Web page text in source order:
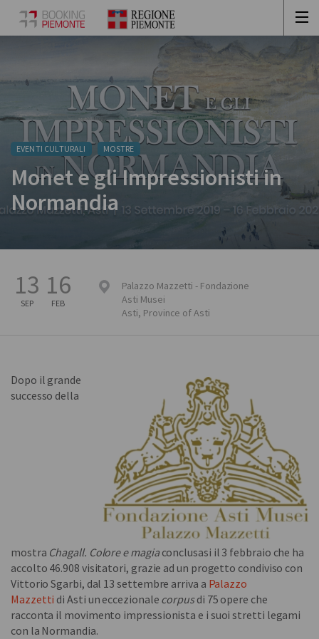
EVENTI CULTURALI MOSTRE
Monet e gli Impressionisti in
Normandia
13
SEP
16
FEB
Palazzo Mazzetti - Fondazione
Asti Musei
Asti, Province of Asti
Dopo il grande
successo della
mostra Chagall. Colore e magia conclusasi il 3 febbraio che ha
accolto 46.908 visitatori, grazie ad un progetto condiviso con
Vittorio Sgarbi, dal 13 settembre arriva a Palazzo
Mazzetti di Asti un eccezionale corpusdi 75 opere che
racconta il movimento impressionista e i suoi stretti legami
con la Normandia.